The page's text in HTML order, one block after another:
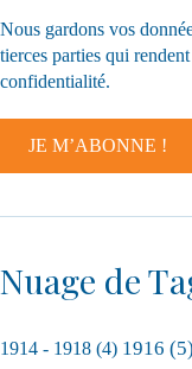
Nous gardons vos
tierces parties qui
confidentialité.
Nuage de
1914 - 1918 (4) 1916 (5)